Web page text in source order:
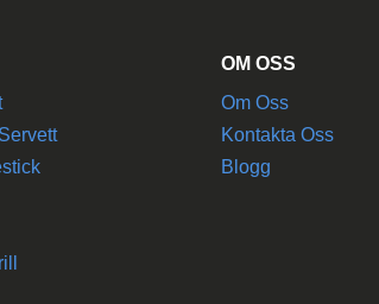
OM OSS
Om Oss
Kontakta Oss
Blogg